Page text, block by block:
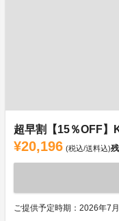
超早割【15％OFF】
¥20,196 (税込/送料込)
ご提供予定時期：2026年7